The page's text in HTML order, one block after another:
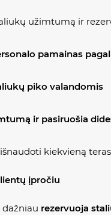
užimtumą ir
pamainas
piko valandomis
ir pasiruošia
kiekvieną
įpročiu
dažniau rezervuoja